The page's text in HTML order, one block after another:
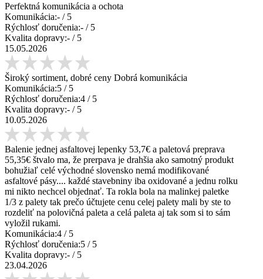
Perfektná komunikácia a ochota
Komunikácia:- / 5
Rýchlosť doručenia:- / 5
Kvalita dopravy:- / 5
15.05.2026
Široký sortiment, dobré ceny Dobrá komunikácia
Komunikácia:5 / 5
Rýchlosť doručenia:4 / 5
Kvalita dopravy:- / 5
10.05.2026
Balenie jednej asfaltovej lepenky 53,7€ a paletová preprava
55,35€ štvalo ma, že prerpava je drahšia ako samotný produkt
bohužiaľ celé východné slovensko nemá modifikované
asfaltové pásy.... každé stavebniny iba oxidované a jednu rolku
mi nikto nechcel objednať. Ta rokla bola na malinkej paletke
1/3 z palety tak prečo účtujete cenu celej palety mali by ste to
rozdeliť na polovičná paleta a celá paleta aj tak som si to sám
vyložil rukami.
Komunikácia:4 / 5
Rýchlosť doručenia:5 / 5
Kvalita dopravy:- / 5
23.04.2026